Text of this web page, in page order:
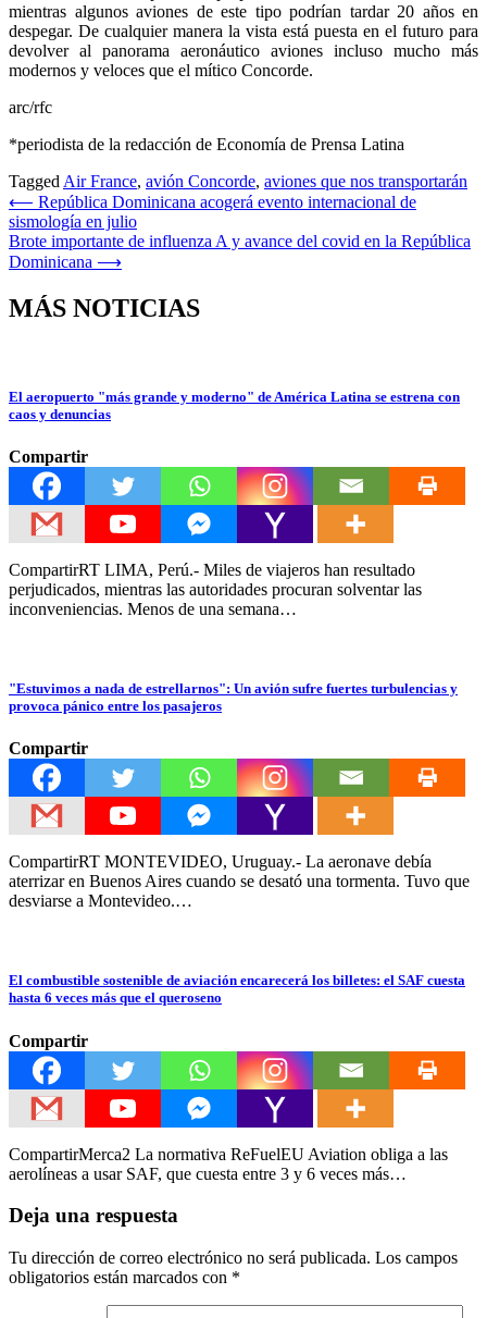
mientras algunos aviones de este tipo podrían tardar 20 años en
despegar. De cualquier manera la vista está puesta en el futuro para
devolver al panorama aeronáutico aviones incluso mucho más
modernos y veloces que el mítico Concorde.
arc/rfc
*periodista de la redacción de Economía de Prensa Latina
Tagged Air France, avión Concorde, aviones que nos transportarán
Navegación
de
entradas
⟵ República Dominicana acogerá evento internacional de
sismología en julio
Brote importante de influenza A y avance del covid en la República
Dominicana ⟶
MÁS NOTICIAS
El aeropuerto "más grande y moderno" de América Latina se estrena con
caos y denuncias
Compartir
CompartirRT LIMA, Perú.- Miles de viajeros han resultado
perjudicados, mientras las autoridades procuran solventar las
inconveniencias. Menos de una semana…
"Estuvimos a nada de estrellarnos": Un avión sufre fuertes turbulencias y
provoca pánico entre los pasajeros
Compartir
CompartirRT MONTEVIDEO, Uruguay.- La aeronave debía
aterrizar en Buenos Aires cuando se desató una tormenta. Tuvo que
desviarse a Montevideo.…
El combustible sostenible de aviación encarecerá los billetes: el SAF cuesta
hasta 6 veces más que el queroseno
Compartir
CompartirMerca2 La normativa ReFuelEU Aviation obliga a las
aerolíneas a usar SAF, que cuesta entre 3 y 6 veces más…
Deja una respuesta
Tu dirección de correo electrónico no será publicada. Los campos
obligatorios están marcados con *